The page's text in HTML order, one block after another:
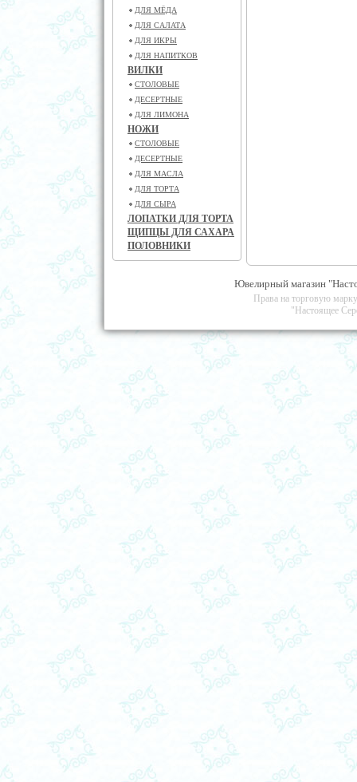
ДЛЯ МЁДА
ДЛЯ САЛАТА
ДЛЯ ИКРЫ
ДЛЯ НАПИТКОВ
ВИЛКИ
СТОЛОВЫЕ
ДЕСЕРТНЫЕ
ДЛЯ ЛИМОНА
НОЖИ
СТОЛОВЫЕ
ДЕСЕРТНЫЕ
ДЛЯ МАСЛА
ДЛЯ ТОРТА
ДЛЯ СЫРА
ЛОПАТКИ ДЛЯ ТОРТА
ЩИПЦЫ ДЛЯ САХАРА
ПОЛОВНИКИ
Ювелирный магазин
Права на торговую
"Настоящее